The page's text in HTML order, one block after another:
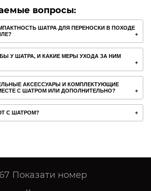
вопросы:
ШАТРА ДЛЯ ПЕРЕНОСКИ В ПОХОДЕ
У ШАТРА, И КАКИЕ МЕРЫ УХОДА ЗА НИМ
АКСЕССУАРЫ И КОМПЛЕКТУЮЩИЕ
С ШАТРОМ ИЛИ ДОПОЛНИТЕЛЬНО?
С ШАТРОМ?
Показати номер